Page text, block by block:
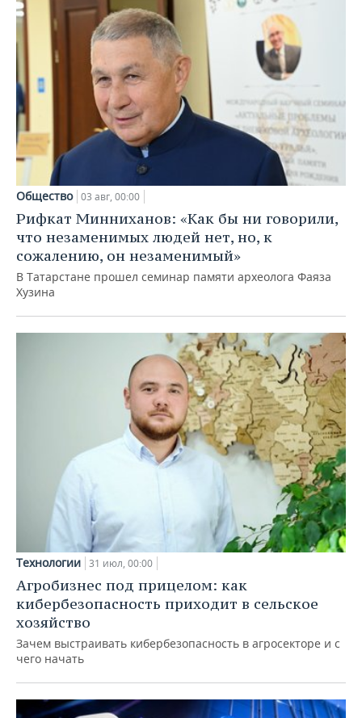
Общество 03 авг, 00:00
Рифкат Минниханов: «Как бы ни говорили,
что незаменимых людей нет, но, к
сожалению, он незаменимый»
В Татарстане прошел семинар памяти археолога Фаяза
Хузина
Технологии 31 июл, 00:00
Агробизнес под прицелом: как
кибербезопасность приходит в сельское
хозяйство
Зачем выстраивать кибербезопасность в агросекторе и с
чего начать